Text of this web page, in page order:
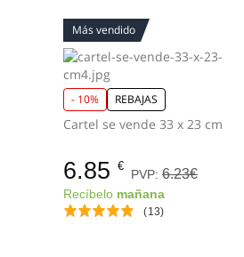
Más vendido
- 10% REBAJAS
Cartel se vende 33 x 23 cm
6.85 €
PVP:6.23€
Recíbelo mañana
(13)